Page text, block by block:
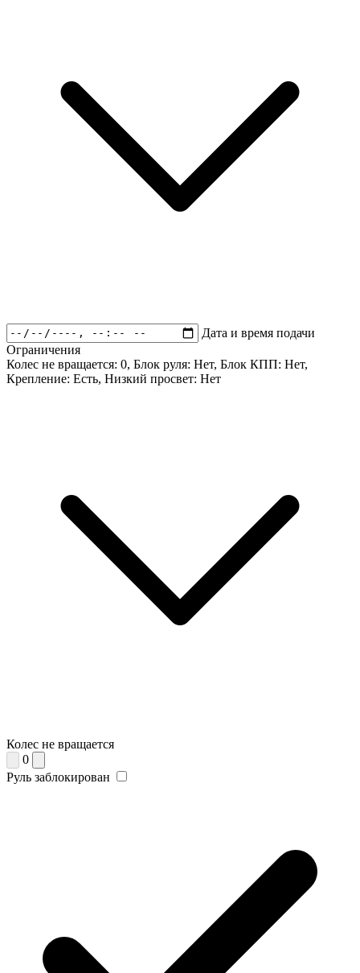
Дата и время подачи
Ограничения
Колес не вращается: 0, Блок руля: Нет, Блок КПП: Нет,
Крепление: Есть, Низкий просвет: Нет
Колес не вращается
0
Руль заблокирован